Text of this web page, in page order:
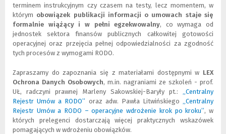
n
o
)
i
n
n
e
j
s
r
o
n
y
)
terminem instrukcyjnym czy czasem na testy, lecz momentem, w
którym obowiązek publikacji informacji o umowach staje się
formalnie wiążący i w pełni egzekwowalny, co wymaga od
jednostek sektora finansów publicznych całkowitej gotowości
operacyjnej oraz przejęcia pełnej odpowiedzialności za zgodność
tych procesów z wymogami RODO.
Zapraszamy do zapoznania się z materiałami dostępnymi w LEX
Ochrona Danych Osobowych, m.in. nagraniami ze szkoleń - prof.
UŁ, radczyni prawnej Marleny Sakowskiej-Baryły pt.: „Centralny
Rejestr Umów a RODO”
N
o
w
L
i
n
oraz adw. Pawła Litwińskiego „Centralny
Rejestr Umów a RODO – operacyjne wdrożenie krok po kroku”(
N
(
L
, w
których prelegenci dostarczają więcej praktycznych wskazówek
pomagających w wdrożeniu obowiązków.